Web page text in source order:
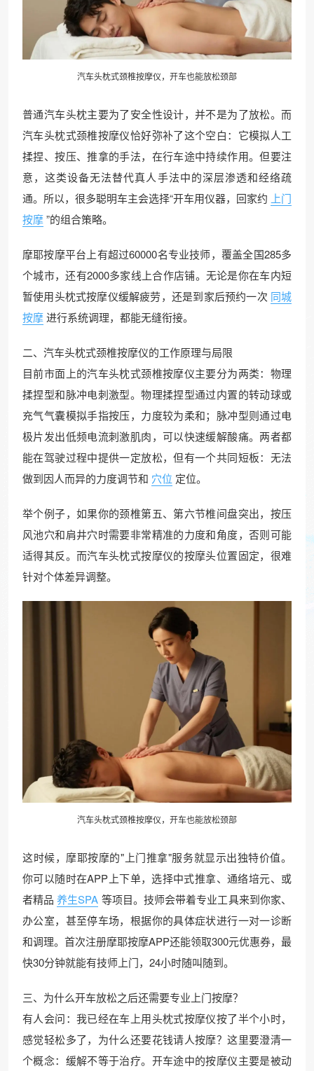
汽车头枕式颈椎按摩仪，开车也能放松颈部
普通汽车头枕主要为了安全性设计，并不是为了放松。而
汽车头枕式颈椎按摩仪恰好弥补了这个空白：它模拟人工
揉捏、按压、推拿的手法，在行车途中持续作用。但要注
意，这类设备无法替代真人手法中的深层渗透和经络疏
通。所以，很多聪明车主会选择“开车用仪器，回家约 上门
按摩”的组合策略。
摩耶按摩平台上有超过60000名专业技师，覆盖全国285多
个城市，还有2000多家线上合作店铺。无论是你在车内短
暂使用头枕式按摩仪缓解疲劳，还是到家后预约一次 同城
按摩进行系统调理，都能无缝衔接。
二、汽车头枕式颈椎按摩仪的工作原理与局限
目前市面上的汽车头枕式颈椎按摩仪主要分为两类：物理
揉捏型和脉冲电刺激型。物理揉捏型通过内置的转动球或
充气气囊模拟手指按压，力度较为柔和；脉冲型则通过电
极片发出低频电流刺激肌肉，可以快速缓解酸痛。两者都
能在驾驶过程中提供一定放松，但有一个共同短板：无法
做到因人而异的力度调节和 穴位 定位。
举个例子，如果你的颈椎第五、第六节椎间盘突出，按压
风池穴和肩井穴时需要非常精准的力度和角度，否则可能
适得其反。而汽车头枕式按摩仪的按摩头位置固定，很难
针对个体差异调整。
汽车头枕式颈椎按摩仪，开车也能放松颈部
这时候，摩耶按摩的"上门推拿"服务就显示出独特价值。
你可以随时在APP上下单，选择中式推拿、通络培元、或
者精品 养生SPA 等项目。技师会带着专业工具来到你家、
办公室，甚至停车场，根据你的具体症状进行一对一诊断
和调理。首次注册摩耶按摩APP还能领取300元优惠券，最
快30分钟就能有技师上门，24小时随叫随到。
三、为什么开车放松之后还需要专业上门按摩？
有人会问：我已经在车上用头枕式按摩仪按了半个小时，
感觉轻松多了，为什么还要花钱请人按摩？这里要澄清一
个概念：缓解不等于治疗。开车途中的按摩仪主要是被动